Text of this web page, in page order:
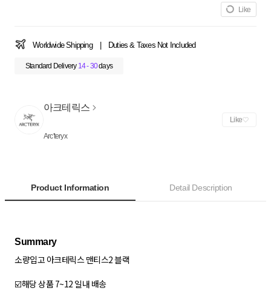
Like
Worldwide Shipping Duties & Taxes Not Included
Standard Delivery 14 - 30days
아크테릭스
Arc'teryx
Like
Product Information Detail Description
Summary
소량입고 아크테릭스 맨티스2 블랙
☑️해당 상품 7~12 일내 배송